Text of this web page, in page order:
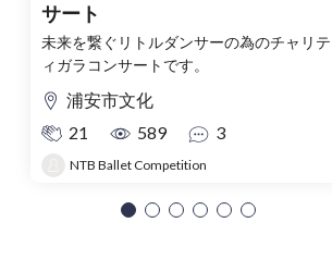
サート
未来を繋ぐリトルダンサーの為のチャリテ
ィガラコンサートです。
浦安市文化
21
589 3
NTB Ballet Competition